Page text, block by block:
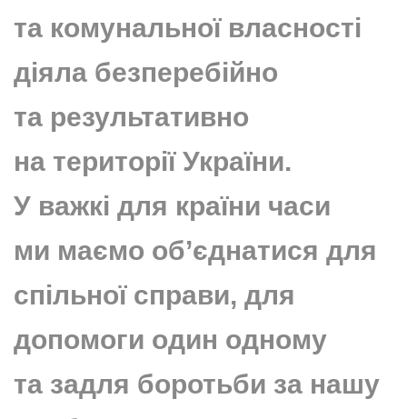
та комунальної власності
діяла безперебійно
та результативно
на території України.
У важкі для країни часи
ми маємо об’єднатися для
спільної справи, для
допомоги один одному
та задля боротьби за нашу